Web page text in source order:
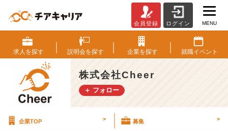
式
会
社
C
h
e
会員登録 ログイン MENU
求人を探す 説明会を探す 企業を探す 就職イベント
株式会社Cheer
＋ フォロー
企業TOP > 募集 >